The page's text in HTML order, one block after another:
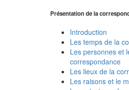
Présentation de la
Introduction
Les temps de la
Les personnes et
correspondance
Les lieux de la
Les raisons et le